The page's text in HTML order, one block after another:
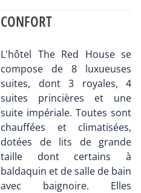
CONFORT
L'hôtel The Red House se
compose de 8 luxueuses
suites, dont 3 royales, 4
suites princières et une
suite impériale. Toutes sont
chauffées et climatisées,
dotées de lits de grande
taille dont certains à
baldaquin et de salle de bain
avec baignoire. Elles